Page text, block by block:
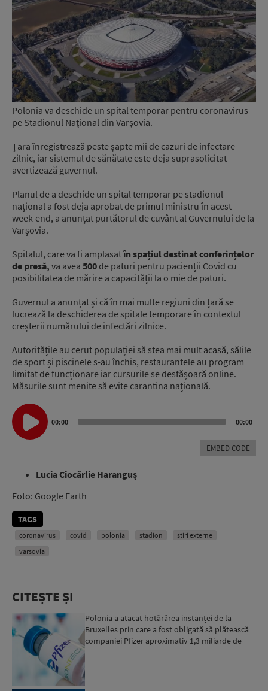
Polonia va deschide un spital temporar pentru coronavirus
pe Stadionul Național din Varșovia.
Țara înregistrează peste șapte mii de cazuri de infectare
zilnic, iar sistemul de sănătate este deja suprasolicitat
avertizează guvernul.
Planul de a deschide un spital temporar pe stadionul
național a fost deja aprobat de primul ministru în acest
week-end, a anunțat purtătorul de cuvânt al Guvernului de la
Varșovia.
Spitalul, care va fi amplasatîn spațiul destinat conferințelor
de presă, va avea 500 de paturi pentru pacienții Covid cu
posibilitatea de mărire a capacității la o mie de paturi.
Guvernul a anunțat și că în mai multe regiuni din țară se
lucrează la deschiderea de spitale temporare în contextul
creșterii numărului de infectări zilnice.
Autoritățile au cerut populației să stea mai mult acasă, sălile
de sport și piscinele s-au închis, restaurantele au program
limitat de funcționare iar cursurile se desfășoară online.
Măsurile sunt menite să evite carantina națională.
Audio
Player
00:00 00:00
EMBED CODE
Lucia Ciocârlie Haranguș
Foto: Google Earth
TAGS
coronavirus covid polonia stadion
stiri externe
varsovia
CITEȘTE ȘI
Polonia a atacat hotărârea instanței de la
Bruxelles prin care a fost obligată să plătească
companiei Pfizer aproximativ 1,3 miliarde de